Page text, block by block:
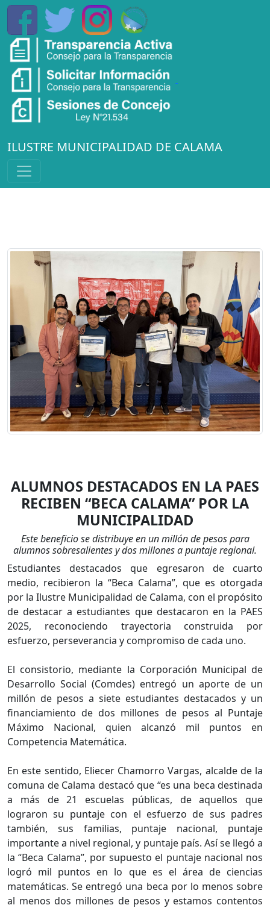
ILUSTRE MUNICIPALIDAD DE CALAMA
ALUMNOS DESTACADOS EN LA PAES
RECIBEN “BECA CALAMA” POR LA
MUNICIPALIDAD
Este beneficio se distribuye en un millón de pesos para
alumnos sobresalientes y dos millones a puntaje regional.
Estudiantes destacados que egresaron de cuarto
medio, recibieron la “Beca Calama”, que es otorgada
por la Ilustre Municipalidad de Calama, con el propósito
de destacar a estudiantes que destacaron en la PAES
2025, reconociendo trayectoria construida por
esfuerzo, perseverancia y compromiso de cada uno.
El consistorio, mediante la Corporación Municipal de
Desarrollo Social (Comdes) entregó un aporte de un
millón de pesos a siete estudiantes destacados y un
financiamiento de dos millones de pesos al Puntaje
Máximo Nacional, quien alcanzó mil puntos en
Competencia Matemática.
En este sentido, Eliecer Chamorro Vargas, alcalde de la
comuna de Calama destacó que “es una beca destinada
a más de 21 escuelas públicas, de aquellos que
lograron su puntaje con el esfuerzo de sus padres
también, sus familias, puntaje nacional, puntaje
importante a nivel regional, y puntaje país. Así se llegó a
la “Beca Calama”, por supuesto el puntaje nacional nos
logró mil puntos en lo que es el área de ciencias
matemáticas. Se entregó una beca por lo menos sobre
al menos dos millones de pesos y estamos contentos